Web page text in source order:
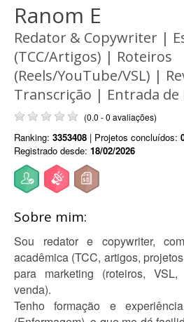
Ranom E
Redator & Copywriter |
(TCC/Artigos) | Roteiros
(Reels/YouTube/VSL) |
Transcrição | Entrada de
(0.0 - 0 avaliações)
Ranking: 3353408 | Projetos concluídos:
Registrado desde: 18/02/2026
Sobre mim:
Sou redator e copywriter,
acadêmica (TCC, artigos,
para marketing (roteiros,
venda).
Tenho formação e